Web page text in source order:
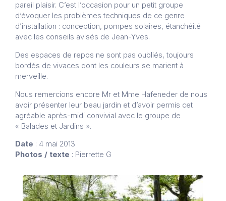
pareil plaisir. C’est l’occasion pour un petit groupe
d‘évoquer les problèmes techniques de ce genre
d’installation : conception, pompes solaires, étanchéité
avec les conseils avisés de Jean-Yves.
Des espaces de repos ne sont pas oubliés, toujours
bordés de vivaces dont les couleurs se marient à
merveille.
Nous remercions encore Mr et Mme Hafeneder de nous
avoir présenter leur beau jardin et d’avoir permis cet
agréable après-midi convivial avec le groupe de
« Balades et Jardins ».
Date : 4 mai 2013
Photos / texte : Pierrette G